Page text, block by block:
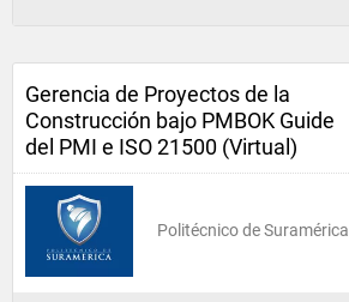
Gerencia de Proyectos de la
Construcción bajo PMBOK Guide
del PMI e ISO 21500 (Virtual)
Politécnico de Suramérica